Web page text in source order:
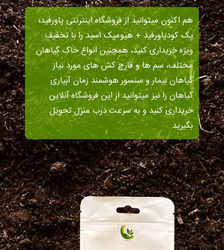
هم اکنون میتوانید از فروشگاه اینترنتی پاورفید،
پک کودپاورفید + هیومیک اسید را با تخفیف
ویژه خریداری کنید، همچنین انواع خاک گیاهان
مختلف، سم ها و قارچ کش های مورد نیاز
گیاهان بیمار و سنسور هوشمند زمان آبیاری
گیاهان را نیز میتوانید از این فروشگاه آنلاین
خریداری کنید و به سرعت درب منزل تحویل
بگیرید.